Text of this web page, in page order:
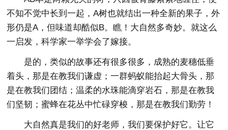
不知不觉中长到一起，A树也就结出一种全新的果子，外
形仍是A，但味道却酷似B。瞧！大自然多奇妙。就这么
一启发，科学家一举学会了嫁接。
是的，类似的故事还有很多很多，成熟的麦穗低垂
着头，那是在教我们谦虚；一群蚂蚁能抬起大骨头，那
是在教我们团结；温柔的水珠能滴穿岩石，那是在教我
们坚韧；蜜蜂在花丛中忙碌穿梭，那是在教我们勤劳！
大自然真是我们的好老师，我们要保护好它。让它